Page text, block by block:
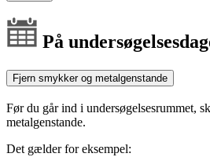
På
Fjern smykker og metalgenstande
Før du går ind i undersøgelsesrummet,
metalgenstande.
Det gælder for eksempel: